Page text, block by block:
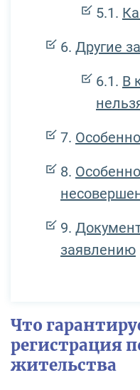
Другие
В
заявлению
Что
регистрация
жительства